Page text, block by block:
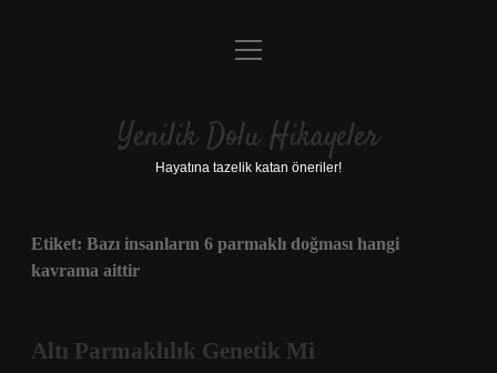
Anasayfa
Yasal Uyarı
menüyü
Yenilik Dolu Hikayeler
Hayatına tazelik katan öneriler!
Etiket: Bazı insanların 6 parmaklı doğması hangi
kavrama aittir
Altı Parmaklılık Genetik Mi